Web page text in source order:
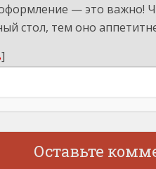
— это важно!
стол, тем оно
]
Оставьте